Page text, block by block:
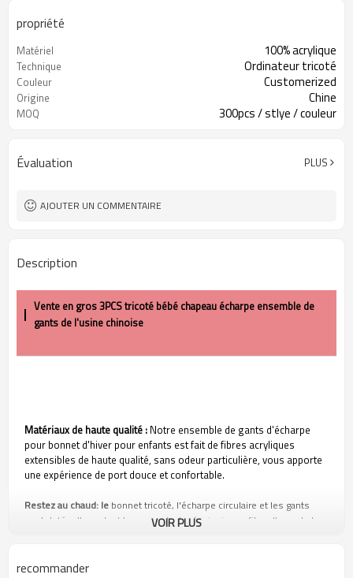
propriété
Matériel 100% acrylique
Technique Ordinateur tricoté
Couleur Customerized
Origine Chine
MOQ 300pcs / stlye / couleur
Évaluation PLUS
AJOUTER UN COMMENTAIRE
Description
Vente en gros 3PCS tricoté bébé chapeau écharpe ensemble de
gants de l'usine chinoise
Matériaux de haute qualité : Notre ensemble de gants d'écharpe
pour bonnet d'hiver pour enfants est fait de fibres acryliques
extensibles de haute qualité, sans odeur particulière, vous apporte
une expérience de port douce et confortable.
Restez au chaud: le bonnet tricoté, l'écharpe circulaire et les gants
sont dotés d'une doublure en peluche épaissie, profitez d'une chaleur
VOIR PLUS
recommander